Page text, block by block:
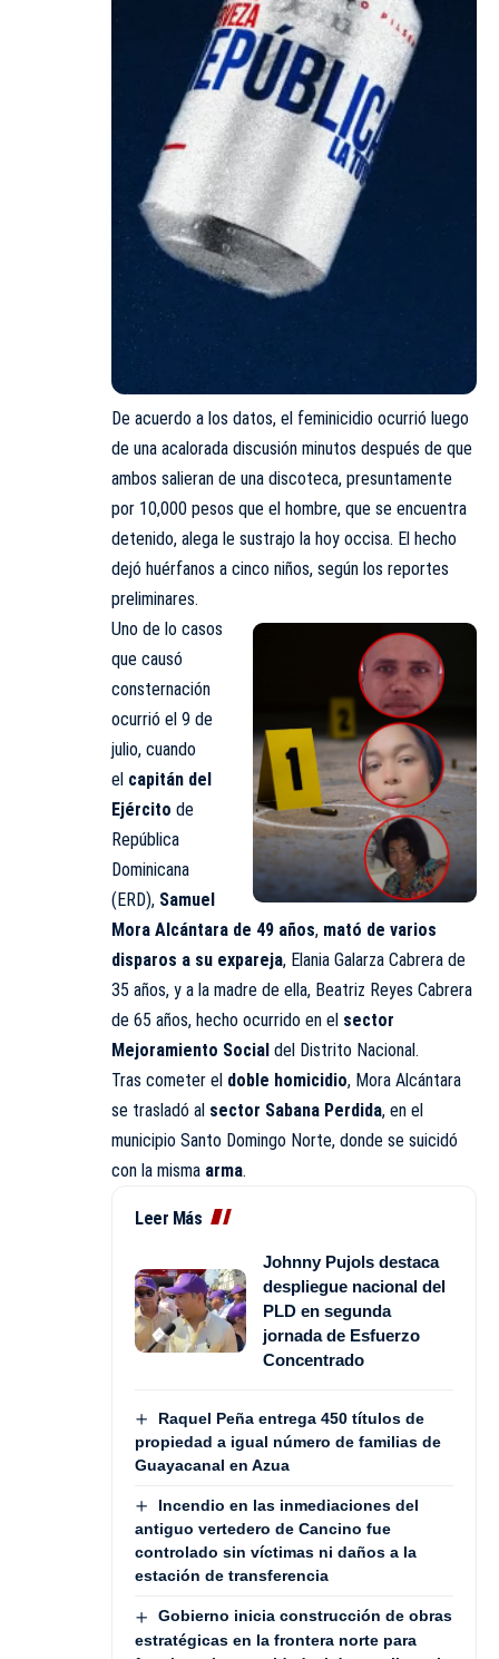
De acuerdo a los datos, el feminicidio ocurrió luego
de una acalorada discusión minutos después de que
ambos salieran de una discoteca, presuntamente
por 10,000 pesos que el hombre, que se encuentra
detenido, alega le sustrajo la hoy occisa. El hecho
dejó huérfanos a cinco niños, según los reportes
preliminares.
Uno de lo casos
que causó
consternación
ocurrió el 9 de
julio, cuando
el capitán del
Ejército de
República
Dominicana
(ERD), Samuel
Mora Alcántara de 49 años, mató de varios
disparos a su expareja, Elania Galarza Cabrera de
35 años, y a la madre de ella, Beatriz Reyes Cabrera
de 65 años, hecho ocurrido en el sector
Mejoramiento Social del Distrito Nacional.
Tras cometer el doble homicidio, Mora Alcántara
se trasladó al sector Sabana Perdida, en el
municipio Santo Domingo Norte, donde se suicidó
con la misma arma.
Leer Más
Johnny Pujols destaca
despliegue nacional del
PLD en segunda
jornada de Esfuerzo
Concentrado
Raquel Peña entrega 450 títulos de
propiedad a igual número de familias de
Guayacanal en Azua
Incendio en las inmediaciones del
antiguo vertedero de Cancino fue
controlado sin víctimas ni daños a la
estación de transferencia
Gobierno inicia construcción de obras
estratégicas en la frontera norte para